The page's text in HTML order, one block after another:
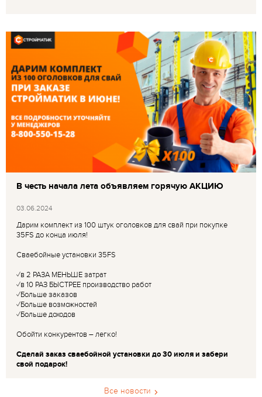
В честь начала лета объявляем горячую АКЦИЮ
03.06.2024
Дарим комплект из 100 штук оголовков для свай при покупке
35FS до конца июля!
Сваебойные установки 35FS
✓в 2 РАЗА МЕНЬШЕ затрат
✓в 10 РАЗ БЫСТРЕЕ производство работ
✓Больше заказов
✓Больше возможностей
✓Больше доходов
Обойти конкурентов – легко!
Сделай заказ сваебойной установки до 30 июля и забери
свой подарок!
Все новости